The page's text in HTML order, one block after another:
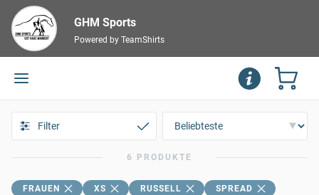
GHM Sports
Powered by TeamShirts
Filter
6 PRODUKTE
FRAUEN XS RUSSELL
SPREAD